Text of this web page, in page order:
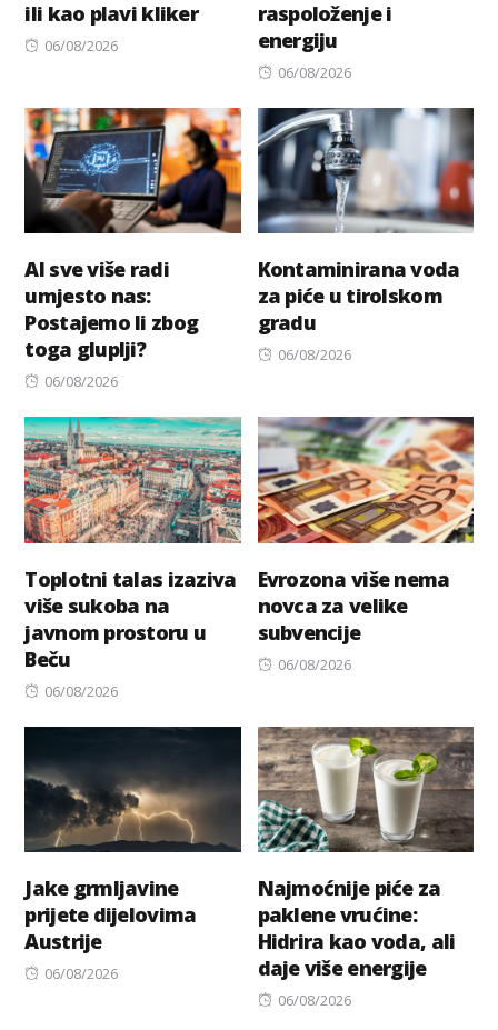
ili kao plavi kliker
Posted
06/08/2026
raspoloženje i
energiju
Posted
06/08/2026
AI sve više radi
umjesto nas:
Postajemo li zbog
toga gluplji?
Posted
06/08/2026
Kontaminirana voda
za piće u tirolskom
gradu
Posted
06/08/2026
Toplotni talas izaziva
više sukoba na
javnom prostoru u
Beču
Posted
06/08/2026
Evrozona više nema
novca za velike
subvencije
Posted
06/08/2026
Jake grmljavine
prijete dijelovima
Austrije
Posted
06/08/2026
Najmoćnije piće za
paklene vrućine:
Hidrira kao voda, ali
daje više energije
Posted
06/08/2026